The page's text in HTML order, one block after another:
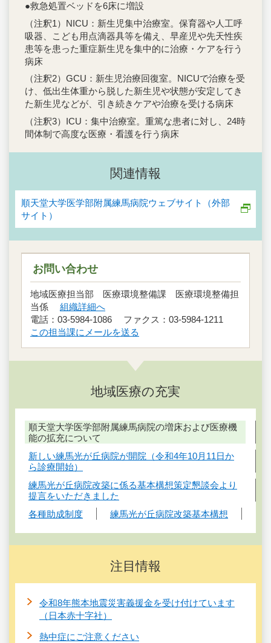
●救急処置ベッドを6床に増設
（注釈1）NICU：新生児集中治療室。保育器や人工呼
吸器、こども用点滴器具等を備え、早産児や先天性疾
患等を患った重症新生児を集中的に治療・ケアを行う
病床
（注釈2）GCU：新生児治療回復室。NICUで治療を受
け、低出生体重から脱した新生児や状態が安定してき
た新生児などが、引き続きケアや治療を受ける病床
（注釈3）ICU：集中治療室。重篤な患者に対し、24時
間体制で高度な医療・看護を行う病床
関連情報
順天堂大学医学部附属練馬病院ウェブサイト（外部
サイト）
お問い合わせ
地域医療担当部 医療環境整備課 医療環境整備担
当係 組織詳細へ
電話：03-5984-1086 ファクス：03-5984-1211
この担当課にメールを送る
地域医療の充実
順天堂大学医学部附属練馬病院の増床および医療機
能の拡充について
新しい練馬光が丘病院が開院（令和4年10月11日か
ら診療開始）
練馬光が丘病院改築に係る基本構想策定懇談会より
提言をいただきました
各種助成制度
練馬光が丘病院改築基本構想
注目情報
令和8年熊本地震災害義援金を受け付けています
（日本赤十字社）
熱中症にご注意ください